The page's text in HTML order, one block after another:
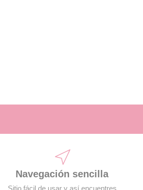
Navegación sencilla
Sitio fácil de usar y así encuentres